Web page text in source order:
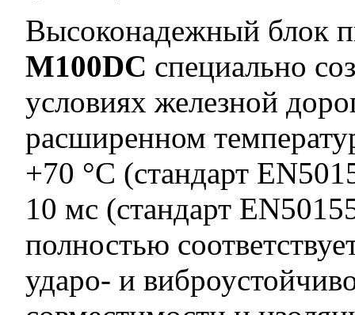
Высоконадежный блок
M100DC специально
условиях железной
расширенном
+70 °C (стандарт
10 мс (стандарт
полностью
ударо- и